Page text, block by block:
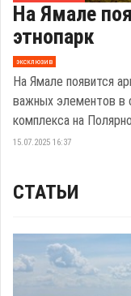
На Ямале
этнопарк
эксклюзив
На Ямале появится
важных элементов в
комплекса на
15.07.2025 16:37
СТАТЬИ